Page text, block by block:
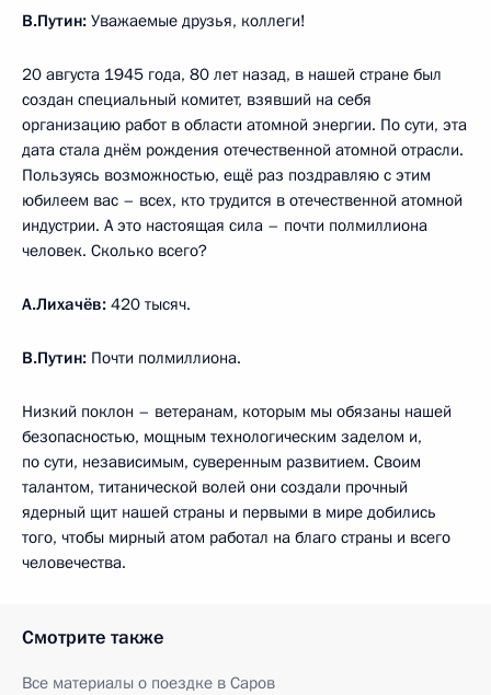
В.Путин: Уважаемые друзья, коллеги!
20 августа 1945 года, 80 лет назад, в нашей стране был
создан специальный комитет, взявший на себя
организацию работ в области атомной энергии. По сути, эта
дата стала днём рождения отечественной атомной отрасли.
Пользуясь возможностью, ещё раз поздравляю с этим
юбилеем вас – всех, кто трудится в отечественной атомной
индустрии. А это настоящая сила – почти полмиллиона
человек. Сколько всего?
А.Лихачёв: 420 тысяч.
В.Путин: Почти полмиллиона.
Низкий поклон – ветеранам, которым мы обязаны нашей
безопасностью, мощным технологическим заделом и,
по сути, независимым, суверенным развитием. Своим
талантом, титанической волей они создали прочный
ядерный щит нашей страны и первыми в мире добились
того, чтобы мирный атом работал на благо страны и всего
человечества.
Смотрите также
Все материалы о поездке в Саров